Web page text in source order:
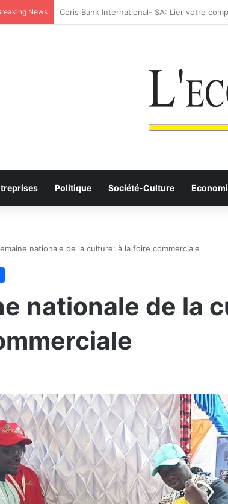
News CAN féminine 2026 : les Etalons Dames
Politique Société-Culture
nationale de la culture: à la foire commerciale
nationale de la